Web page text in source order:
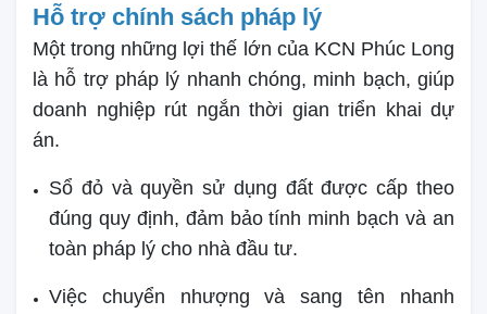
Hỗ trợ chính sách pháp lý
Một trong những lợi thế lớn của KCN Phúc Long
là hỗ trợ pháp lý nhanh chóng, minh bạch, giúp
doanh nghiệp rút ngắn thời gian triển khai dự
án.
Sổ đỏ và quyền sử dụng đất được cấp theo
đúng quy định, đảm bảo tính minh bạch và an
toàn pháp lý cho nhà đầu tư.
Việc chuyển nhượng và sang tên nhanh